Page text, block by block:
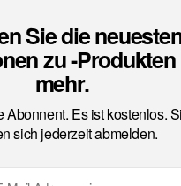
Sie die
zu -
mehr.
Abonnent. Es ist kostenlos.
sich jederzeit abmelden.